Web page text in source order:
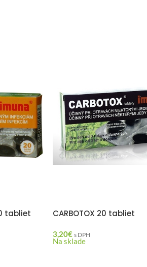
tabliet CARBOTOX 20 tabliet
3,20€ s DPH
Na sklade